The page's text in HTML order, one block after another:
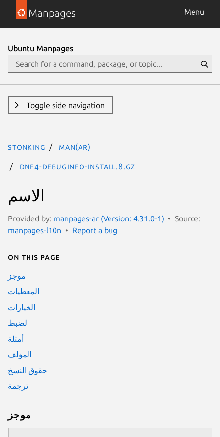
Manpages Menu
Ubuntu Manpages
Toggle side navigation
stonking man(ar)
dnf4-debuginfo-install.8.gz
الاسم
Provided by: manpages-ar (Version: 4.31.0-1)
Source:
manpages-l10n
Report a bug
On this page
موجز
المعطيات
الخيارات
الضبط
أمثلة
المؤلف
حقوق النسخ
ترجمة
موجز